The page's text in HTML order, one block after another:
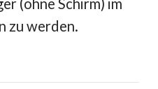
(ohne Schirm) im
zu werden.